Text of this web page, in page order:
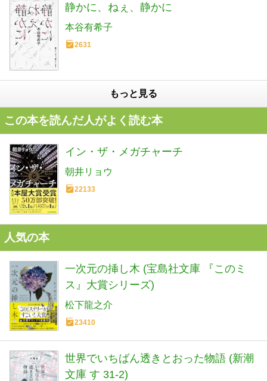
静かに、ねぇ、静かに
本谷有希子
2631
もっと見る
この本を読んだ人がよく読む本
イン・ザ・メガチャーチ
朝井リョウ
22133
人気の本
一次元の挿し木 (宝島社文庫 『このミ
ス』大賞シリーズ)
松下龍之介
23410
世界でいちばん透きとおった物語 (新潮
文庫 す 31-2)